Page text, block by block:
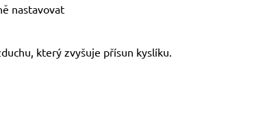
nastavovat
který zvyšuje přísun kyslíku.